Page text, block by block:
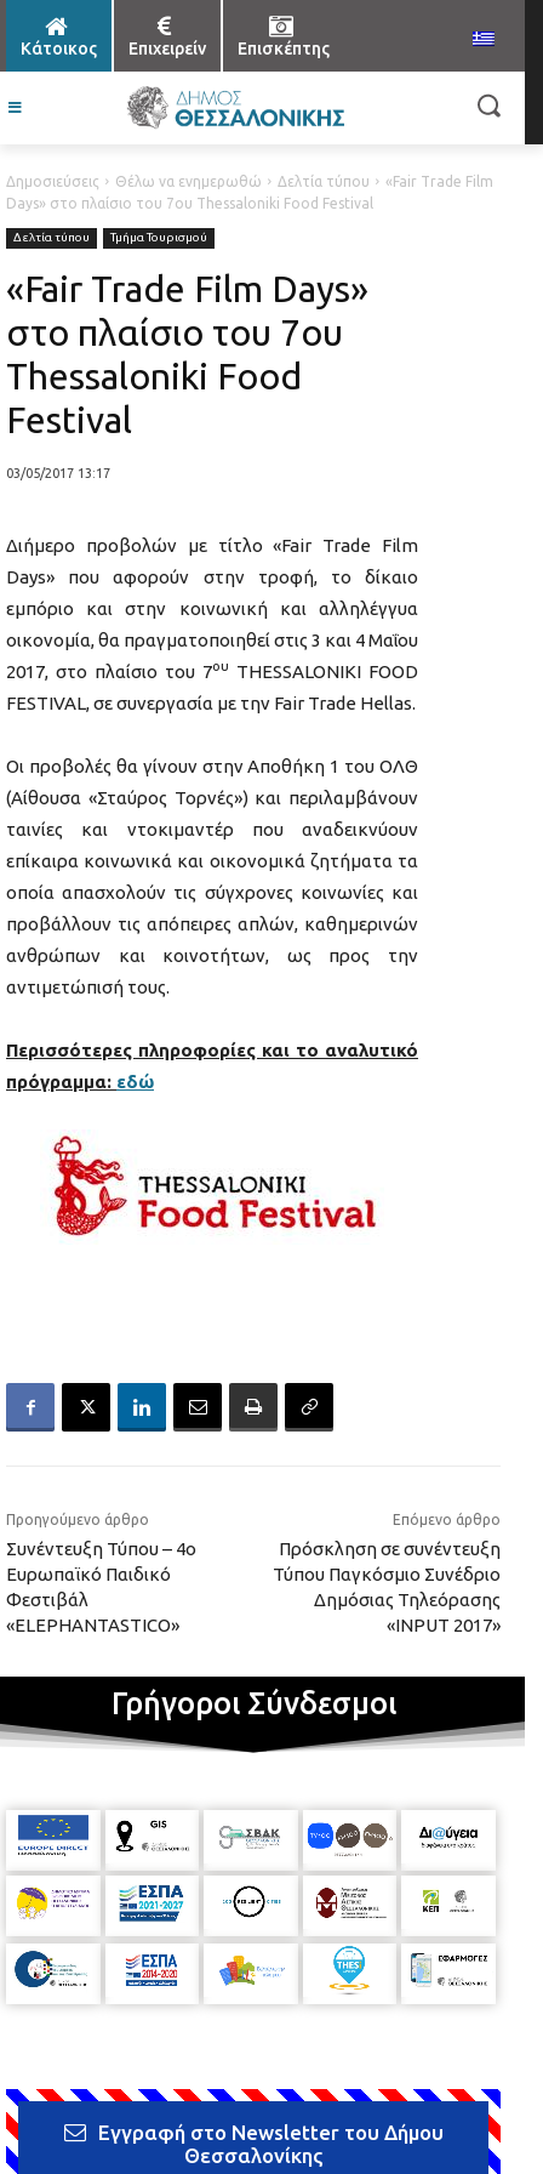
Κάτοικος Επιχειρείν Επισκέπτης
Δημοσιεύσεις Θέλω να ενημερωθώ Δελτία τύπου
«Fair Trade Film
Days» στο πλαίσιο του 7ου Thessaloniki Food Festival
Δελτία τύπου Τμήμα Τουρισμού
«Fair Trade Film Days»
στο πλαίσιο του 7ου
Thessaloniki Food
Festival
03/05/2017 13:17
Διήμερο προβολών με τίτλο «Fair Trade Film
Days» που αφορούν στην τροφή, το δίκαιο
εμπόριο και στην κοινωνική και αλληλέγγυα
οικονομία, θα πραγματοποιηθεί στις 3 και 4 Μαΐου
2017, στο πλαίσιο του 7ου
THESSALONIKI FOOD
FESTIVAL, σε συνεργασία με την Fair Trade Hellas.
Οι προβολές θα γίνουν στην Αποθήκη 1 του ΟΛΘ
(Αίθουσα «Σταύρος Τορνές») και περιλαμβάνουν
ταινίες και ντοκιμαντέρ που αναδεικνύουν
επίκαιρα κοινωνικά και οικονομικά ​ζητήματα τα
οποία απασχολούν τις σύγχρονες κοινωνίες και
προβάλλουν τις απόπειρες απλών, καθημερινών
ανθρώπων και κοινοτήτων, ως προς την
αντιμετώπισή τους.
Περισσότερες πληροφορίες και το αναλυτικό
πρόγραμμα: εδώ
Προηγούμενο άρθρο
Συνέντευξη Τύπου – 4o
Ευρωπαϊκό Παιδικό
Φεστιβάλ
«ELEPHANTASTICO»
Επόμενο άρθρο
Πρόσκληση σε συνέντευξη
Τύπου Παγκόσμιο Συνέδριο
Δημόσιας Τηλεόρασης
«INPUT 2017»
Γρήγοροι Σύνδεσμοι
Εγγραφή στο Newsletter του Δήμου
Θεσσαλονίκης